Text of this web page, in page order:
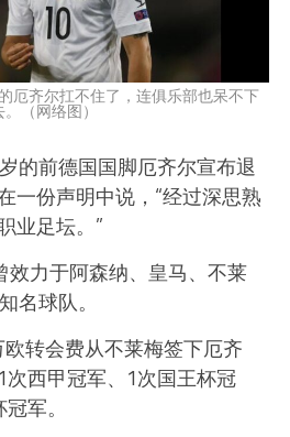
厄齐尔扛不住了，连俱乐部也呆不下
。（网络图）
的前德国国脚厄齐尔宣布退
一份声明中说，“经过深思熟
业足坛。”
效力于阿森纳、皇马、不莱
名球队。
转会费从不莱梅签下厄齐
西甲冠军、1次国王杯冠
军。